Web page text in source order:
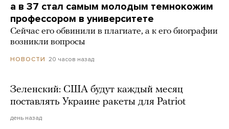
а в 37 стал самым молодым темнокожим
профессором в университете
Сейчас его обвинили в плагиате, а к его биографии
возникли вопросы
НОВОСТИ 20 часов назад
Зеленский: США будут каждый месяц
поставлять Украине ракеты для Patriot
день назад